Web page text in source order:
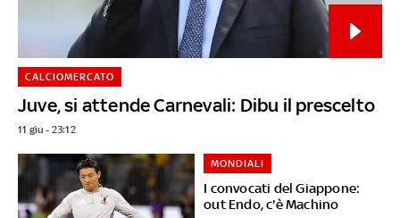
Juve, si attende Carnevali: Dibu il prescelto
CALCIOMERCATO
11 giu - 23:12
I convocati del Giappone:
out Endo, c'è Machino
MONDIALI